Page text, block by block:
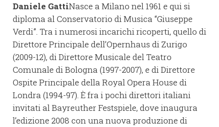
Daniele GattiNasce a Milano nel 1961 e qui si
diploma al Conservatorio di Musica “Giuseppe
Verdi”. Tra i numerosi incarichi ricoperti, quello di
Direttore Principale dell’Opernhaus di Zurigo
(2009-12), di Direttore Musicale del Teatro
Comunale di Bologna (1997-2007), e di Direttore
Ospite Principale della Royal Opera House di
Londra (1994-97). È fra i pochi direttori italiani
invitati al Bayreuther Festspiele, dove inaugura
l’edizione 2008 con una nuova produzione di